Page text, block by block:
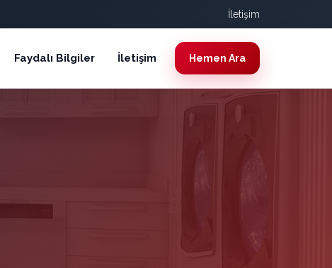
İletişim
Faydalı Bilgiler İletişim Hemen Ara